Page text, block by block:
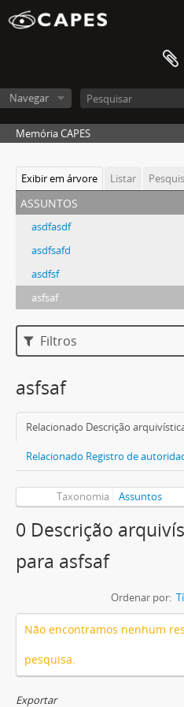
Navegar
Memória CAPES
Exibir em árvore Listar
assuntos
asdfasdf
asdfsafd
asdfsf
asfsaf
Filtros
asfsaf
Relacionado Descrição
Relacionado Registro de
Taxonomia Assuntos
0 Descrição
para asfsaf
Ordenar por:
Não encontramos nenhum
pesquisa.
Exportar